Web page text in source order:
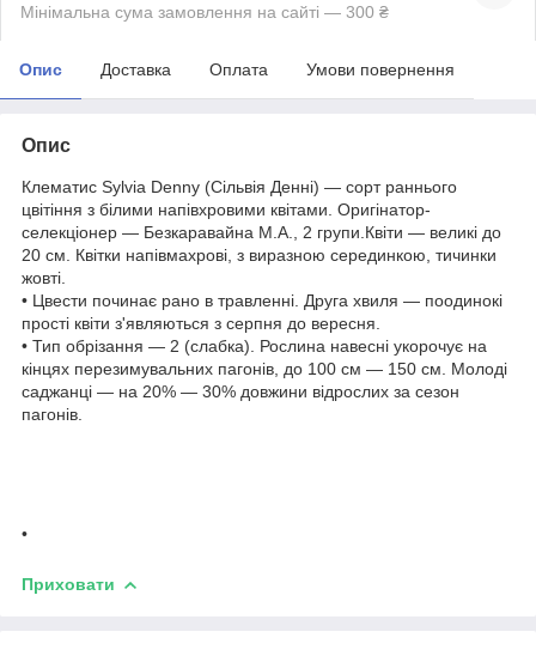
Мінімальна сума замовлення на сайті — 300 ₴
Опис Доставка Оплата Умови повернення
Опис
Клематис Sylvia Denny (Сільвія Денні) — сорт раннього
цвітіння з білими напівхровими квітами. Оригінатор-
селекціонер — Безкаравайна М.А., 2 групи.Квіти — великі до
20 см. Квітки напівмахрові, з виразною серединкою, тичинки
жовті.
• Цвести починає рано в травленні. Друга хвиля — поодинокі
прості квіти з'являються з серпня до вересня.
• Тип обрізання — 2 (слабка). Рослина навесні укорочує на
кінцях перезимувальних пагонів, до 100 см — 150 см. Молоді
саджанці — на 20% — 30% довжини відрослих за сезон
пагонів.
•
Приховати